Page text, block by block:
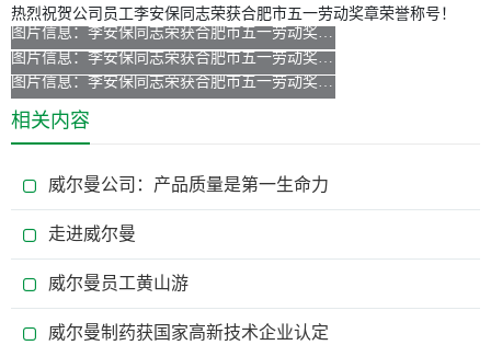
热烈祝贺公司员工李安保同志荣获合肥市五一劳动奖章荣誉称号！
相关内容
威尔曼公司：产品质量是第一生命力
走进威尔曼
威尔曼员工黄山游
威尔曼制药获国家高新技术企业认定